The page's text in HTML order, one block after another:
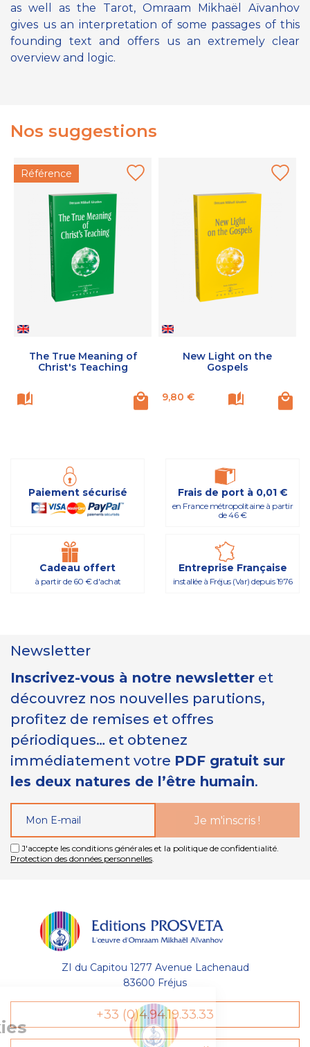
des Cookies
as well as the Tarot, Omraam Mikhaël Aïvanhov
gives us an interpretation of some passages of this
founding text and offers us an extremely clear
overview and logic.
Nos suggestions
Référence
The True Meaning of
Christ's Teaching
New Light on the
Gospels
Prix
9,80 €
Paiement sécurisé Frais de port à 0,01 €
en France métropolitaine à partir
de 46 €
Cadeau offert
à partir de 60 € d'achat
Entreprise Française
installée à Fréjus (Var) depuis 1976
Newsletter
Inscrivez-vous à notre newsletter et
découvrez nos nouvelles parutions,
profitez de remises et offres
périodiques… et obtenez
immédiatement votre PDF gratuit sur
les deux natures de l’être humain.
J'accepte les conditions générales et la politique de confidentialité.
Protection des données personnelles.
ZI du Capitou 1277 Avenue Lachenaud
83600 Fréjus
+33 (0)4.94.19.33.33